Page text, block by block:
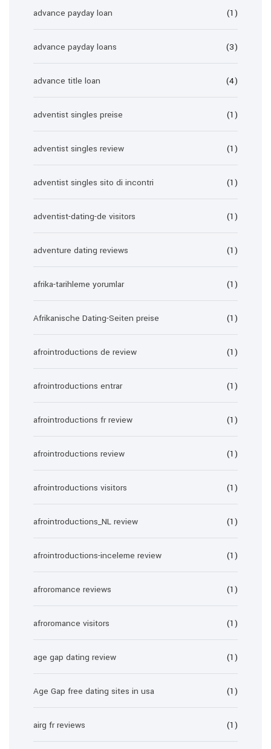
advance payday loan (1)
advance payday loans (3)
advance title loan (4)
adventist singles preise (1)
adventist singles review (1)
adventist singles sito di incontri (1)
adventist-dating-de visitors (1)
adventure dating reviews (1)
afrika-tarihleme yorumlar (1)
Afrikanische Dating-Seiten preise (1)
afrointroductions de review (1)
afrointroductions entrar (1)
afrointroductions fr review (1)
afrointroductions review (1)
afrointroductions visitors (1)
afrointroductions_NL review (1)
afrointroductions-inceleme review (1)
afroromance reviews (1)
afroromance visitors (1)
age gap dating review (1)
Age Gap free dating sites in usa (1)
airg fr reviews (1)